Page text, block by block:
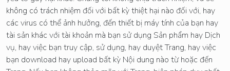
không có trách nhiệm đối với bất kỳ thiệt hại nào đối với, hay
các virus có thể ảnh hưởng, đến thiết bị máy tính của bạn hay
tài sản khác với tài khoản mà bạn sử dụng Sản phẩm hay Dịch
vụ, hay việc bạn truy cập, sử dụng, hay duyệt Trang, hay việc
bạn download hay upload bất kỳ Nội dung nào từ hoặc đến